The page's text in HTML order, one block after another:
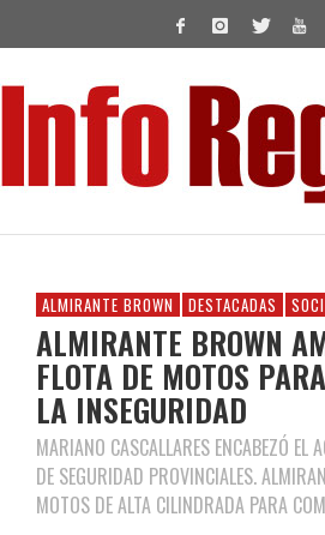
ALMIRANTE BROWN DESTACADAS
ALMIRANTE BROWN
FLOTA DE MOTOS
LA INSEGURIDAD
MARIANO CASCALLARES ENCABEZÓ EL
DE SEGURIDAD PROVINCIALES.
MOTOS DE ALTA CILINDRADA PARA